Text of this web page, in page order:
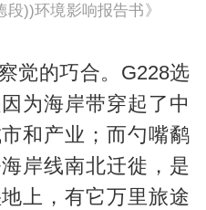
))环境影响报告书》
觉的巧合。G228选
为海岸带穿起了中
和产业；而勺嘴鹬
岸线南北迁徙，是
上，有它万里旅途